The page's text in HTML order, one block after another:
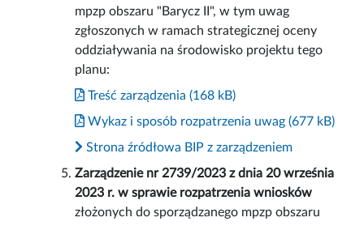
mpzp obszaru "Barycz II", w tym uwag
zgłoszonych w ramach strategicznej oceny
oddziaływania na środowisko projektu tego
planu:
Treść zarządzenia (168 kB)
Wykaz i sposób rozpatrzenia uwag (677 kB)
Strona źródłowa BIP z zarządzeniem
Zarządzenie nr 2739/2023 z dnia 20 września
2023 r. w sprawie rozpatrzenia wniosków
złożonych do sporządzanego mpzp obszaru